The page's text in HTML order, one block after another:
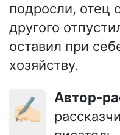
подросли, отец
другого
оставил при
хозяйству.
✍🏻 Автор-